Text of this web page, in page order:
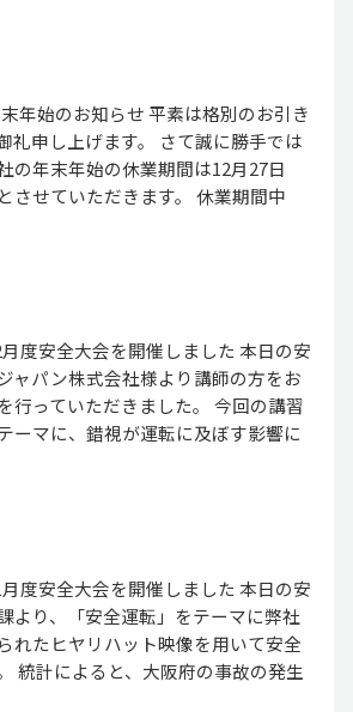
年始のお知らせ 平素は格別のお引き
礼申し上げます。 さて誠に勝手では
の年末年始の休業期間は12月27日
させていただきます。 休業期間中
度安全大会を開催しました 本日の安
ャパン株式会社様より講師の方をお
行っていただきました。 今回の講習
ーマに、錯視が運転に及ぼす影響に
度安全大会を開催しました 本日の安
より、「安全運転」をテーマに弊社
れたヒヤリハット映像を用いて安全
統計によると、大阪府の事故の発生